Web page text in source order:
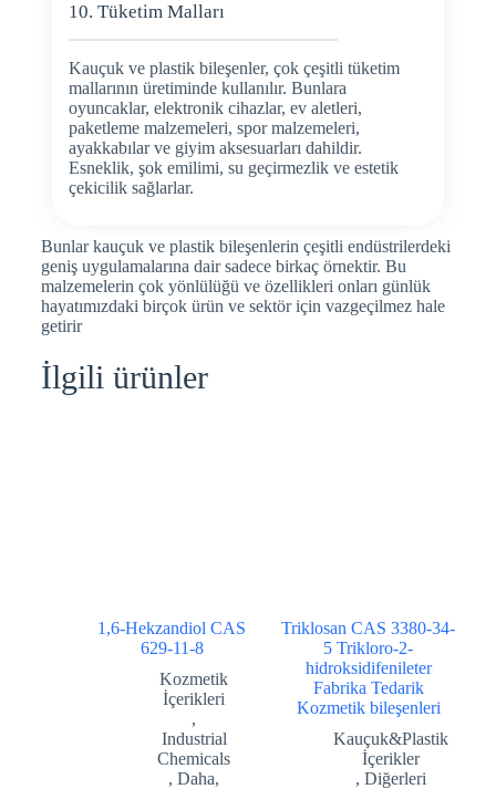
10. Tüketim Malları
Kauçuk ve plastik bileşenler, çok çeşitli tüketim
mallarının üretiminde kullanılır. Bunlara
oyuncaklar, elektronik cihazlar, ev aletleri,
paketleme malzemeleri, spor malzemeleri,
ayakkabılar ve giyim aksesuarları dahildir.
Esneklik, şok emilimi, su geçirmezlik ve estetik
çekicilik sağlarlar.
Bunlar kauçuk ve plastik bileşenlerin çeşitli endüstrilerdeki
geniş uygulamalarına dair sadece birkaç örnektir. Bu
malzemelerin çok yönlülüğü ve özellikleri onları günlük
hayatımızdaki birçok ürün ve sektör için vazgeçilmez hale
getirir
İlgili ürünler
1,6-Hekzandiol CAS
629-11-8
Kozmetik
İçerikleri
,
Industrial
Chemicals
,Daha,
Triklosan CAS 3380-34-
5 Trikloro-2-
hidroksidifenileter
Fabrika Tedarik
Kozmetik bileşenleri
Kauçuk&Plastik
İçerikler
, Diğerleri